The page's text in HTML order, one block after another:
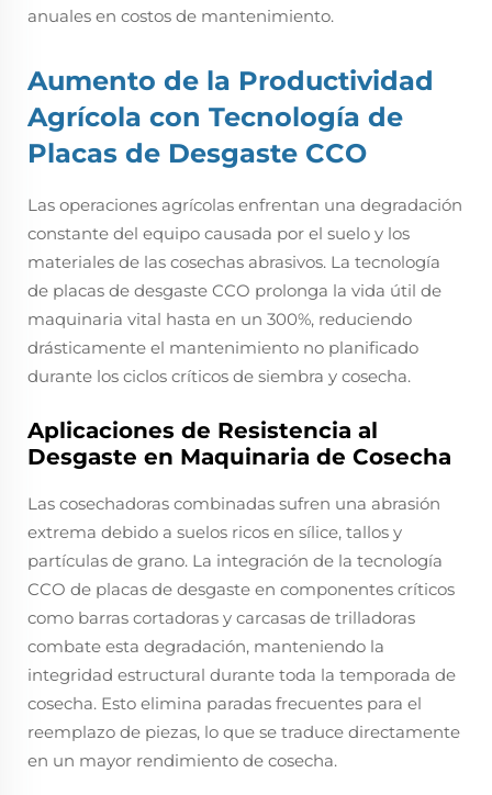
anuales en costos de mantenimiento.
Aumento de la Productividad
Agrícola con Tecnología de
Placas de Desgaste CCO
Las operaciones agrícolas enfrentan una degradación
constante del equipo causada por el suelo y los
materiales de las cosechas abrasivos. La tecnología
de placas de desgaste CCO prolonga la vida útil de
maquinaria vital hasta en un 300%, reduciendo
drásticamente el mantenimiento no planificado
durante los ciclos críticos de siembra y cosecha.
Aplicaciones de Resistencia al
Desgaste en Maquinaria de Cosecha
Las cosechadoras combinadas sufren una abrasión
extrema debido a suelos ricos en sílice, tallos y
partículas de grano. La integración de la tecnología
CCO de placas de desgaste en componentes críticos
como barras cortadoras y carcasas de trilladoras
combate esta degradación, manteniendo la
integridad estructural durante toda la temporada de
cosecha. Esto elimina paradas frecuentes para el
reemplazo de piezas, lo que se traduce directamente
en un mayor rendimiento de cosecha.